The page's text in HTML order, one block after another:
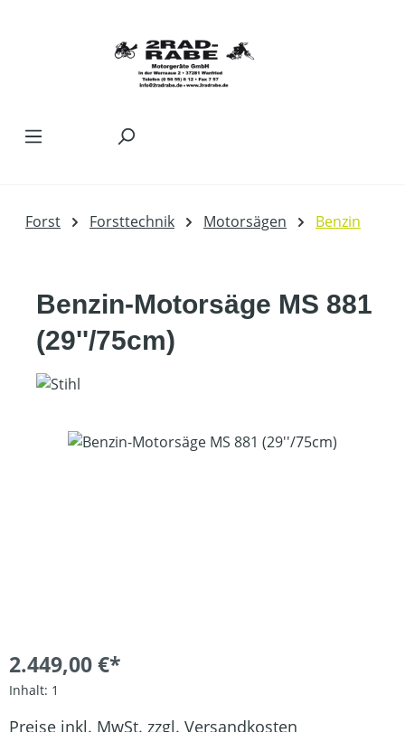
Forst Forsttechnik Motorsägen Benzin
Benzin-Motorsäge MS 881
(29''/75cm)
Bildergalerie überspringen
2.449,00 €*
Inhalt: 1
Preise inkl. MwSt. zzgl. Versandkosten